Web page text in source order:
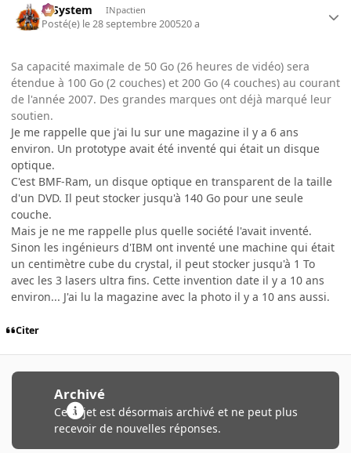
X-System INpactien
Posté(e) le 28 septembre 200520 a
Sa capacité maximale de 50 Go (26 heures de vidéo) sera
étendue à 100 Go (2 couches) et 200 Go (4 couches) au courant
de l'année 2007. Des grandes marques ont déjà marqué leur
soutien.
Je me rappelle que j'ai lu sur une magazine il y a 6 ans
environ. Un prototype avait été inventé qui était un disque
optique.
C'est BMF-Ram, un disque optique en transparent de la taille
d'un DVD. Il peut stocker jusqu'à 140 Go pour une seule
couche.
Mais je ne me rappelle plus quelle société l'avait inventé.
Sinon les ingénieurs d'IBM ont inventé une machine qui était
un centimètre cube du crystal, il peut stocker jusqu'à 1 To
avec les 3 lasers ultra fins. Cette invention date il y a 10 ans
environ... J'ai lu la magazine avec la photo il y a 10 ans aussi.
Citer
Archivé
Ce sujet est désormais archivé et ne peut plus
recevoir de nouvelles réponses.